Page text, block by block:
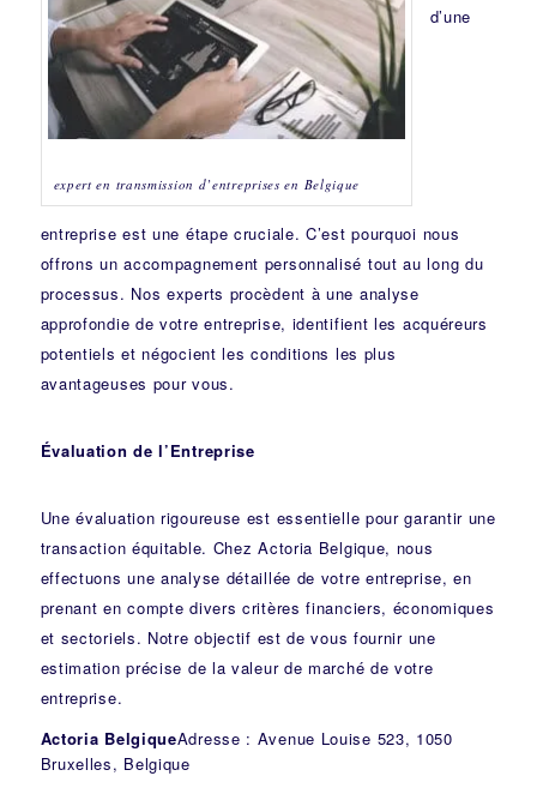
expert en transmission d’entreprises en Belgique
d’une
entreprise est une étape cruciale. C’est pourquoi nous
offrons un accompagnement personnalisé tout au long du
processus. Nos experts procèdent à une analyse
approfondie de votre entreprise, identifient les acquéreurs
potentiels et négocient les conditions les plus
avantageuses pour vous.
Évaluation de l’Entreprise
Une évaluation rigoureuse est essentielle pour garantir une
transaction équitable. Chez Actoria Belgique, nous
effectuons une analyse détaillée de votre entreprise, en
prenant en compte divers critères financiers, économiques
et sectoriels. Notre objectif est de vous fournir une
estimation précise de la valeur de marché de votre
entreprise.
Actoria BelgiqueAdresse : Avenue Louise 523, 1050
Bruxelles, Belgique